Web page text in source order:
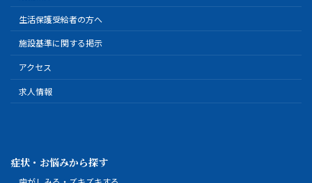
生活保護受給者の方へ
施設基準に関する掲示
アクセス
求人情報
症状・お悩みから探す